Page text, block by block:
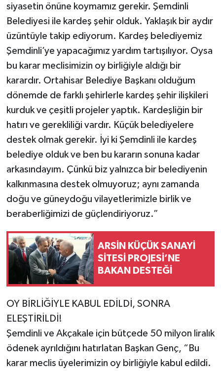
siyasetin önüne koymamız gerekir. Şemdinli
Belediyesi ile kardeş şehir olduk. Yaklaşık bir aydır
üzüntüyle takip ediyorum. Kardeş belediyemiz
Şemdinli’ye yapacağımız yardım tartışılıyor. Oysa
bu karar meclisimizin oy birliğiyle aldığı bir
karardır. Ortahisar Belediye Başkanı olduğum
dönemde de farklı şehirlerle kardeş şehir ilişkileri
kurduk ve çeşitli projeler yaptık. Kardeşliğin bir
hatırı ve gerekliliği vardır. Küçük belediyelere
destek olmak gerekir. İyi ki Şemdinli ile kardeş
belediye olduk ve ben bu kararın sonuna kadar
arkasındayım. Çünkü biz yalnızca bir belediyenin
kalkınmasına destek olmuyoruz; aynı zamanda
doğu ve güneydoğu vilayetlerimizle birlik ve
beraberliğimizi de güçlendiriyoruz.”
ARSİN KÜÇÜK SANAYİ
SİTESİ PROJESİ’NE
BAKAN DESTEĞİ
OY BİRLİĞİYLE KABUL EDİLDİ, SONRA
ELEŞTİRİLDİ!
Şemdinli ve Akçakale için bütçede 50 milyon liralık
ödenek ayrıldığını hatırlatan Başkan Genç, “Bu
karar meclis üyelerimizin oy birliğiyle kabul edildi.